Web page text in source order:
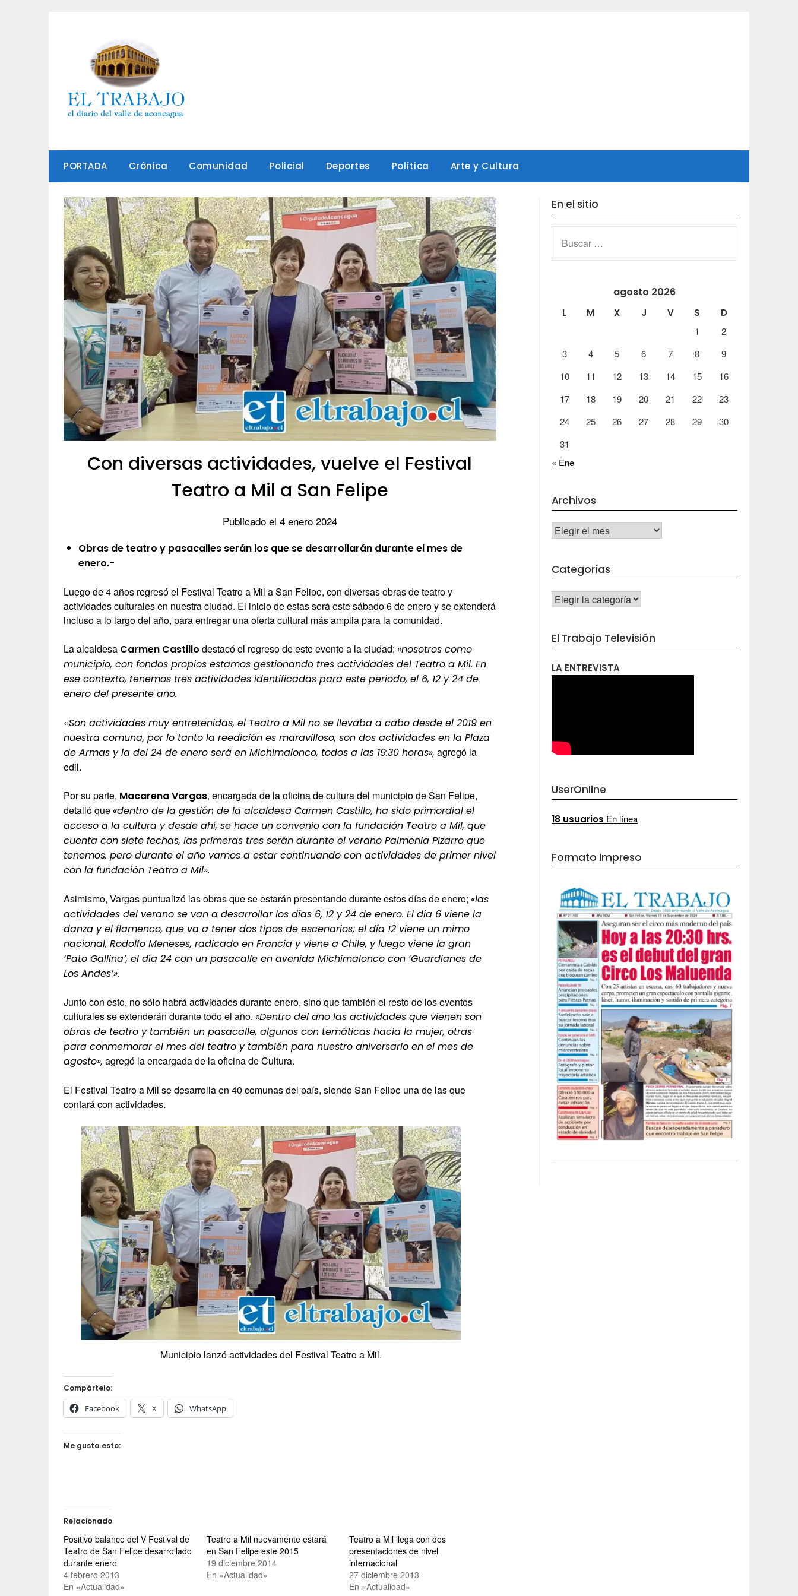
PORTADA Crónica Comunidad Policial Deportes Política Arte y Cultura
Con diversas actividades, vuelve el Festival
Teatro a Mil a San Felipe
Publicado el 4 enero 2024
Obras de teatro y pasacalles serán los que se desarrollarán durante el mes de
enero.-
Luego de 4 años regresó el Festival Teatro a Mil a San Felipe, con diversas obras de teatro y
actividades culturales en nuestra ciudad. El inicio de estas será este sábado 6 de enero y se extenderá
incluso a lo largo del año, para entregar una oferta cultural más amplia para la comunidad.
La alcaldesa Carmen Castillo destacó el regreso de este evento a la ciudad; «nosotros como
municipio, con fondos propios estamos gestionando tres actividades del Teatro a Mil. En
ese contexto, tenemos tres actividades identificadas para este periodo, el 6, 12 y 24 de
enero del presente año.
«Son actividades muy entretenidas, el Teatro a Mil no se llevaba a cabo desde el 2019 en
nuestra comuna, por lo tanto la reedición es maravilloso, son dos actividades en la Plaza
de Armas y la del 24 de enero será en Michimalonco, todos a las 19:30 horas», agregó la
edil.
Por su parte, Macarena Vargas, encargada de la oficina de cultura del municipio de San Felipe,
detalló que«dentro de la gestión de la alcaldesa Carmen Castillo, ha sido primordial el
acceso a la cultura y desde ahí, se hace un convenio con la fundación Teatro a Mil, que
cuenta con siete fechas, las primeras tres serán durante el verano Palmenia Pizarro que
tenemos, pero durante el año vamos a estar continuando con actividades de primer nivel
con la fundación Teatro a Mil».
Asimismo, Vargas puntualizó las obras que se estarán presentando durante estos días de enero; «las
actividades del verano se van a desarrollar los días 6, 12 y 24 de enero. El día 6 viene la
danza y el flamenco, que va a tener dos tipos de escenarios; el día 12 viene un mimo
nacional, Rodolfo Meneses, radicado en Francia y viene a Chile, y luego viene la gran
‘Pato Gallina’, el día 24 con un pasacalle en avenida Michimalonco con ‘Guardianes de
Los Andes’».
Junto con esto, no sólo habrá actividades durante enero, sino que también el resto de los eventos
culturales se extenderán durante todo el año. «Dentro del año las actividades que vienen son
obras de teatro y también un pasacalle, algunos con temáticas hacia la mujer, otras
para conmemorar el mes del teatro y también para nuestro aniversario en el mes de
agosto», agregó la encargada de la oficina de Cultura.
El Festival Teatro a Mil se desarrolla en 40 comunas del país, siendo San Felipe una de las que
contará con actividades.
Municipio lanzó actividades del Festival Teatro a Mil.
Compártelo:
Facebook X WhatsApp
Me gusta esto:
Relacionado
Positivo balance del V Festival de
Teatro de San Felipe desarrollado
durante enero
4 febrero 2013
En «Actualidad»
Teatro a Mil nuevamente estará
en San Felipe este 2015
19 diciembre 2014
En «Actualidad»
Teatro a Mil llega con dos
presentaciones de nivel
internacional
27 diciembre 2013
En «Actualidad»
En el sitio
agosto 2026
L M X J V S
D
1
2
3
4 5 6 7 8
9
10
11 12 13 14 15
16
17
18 19 20 21 22
23
24
25 26 27 28 29
30
31
« Ene
Archivos
Archivos
Categorías
CATEGORÍAS
El Trabajo Televisión
LA ENTREVISTA
UserOnline
18 usuarios En línea
Formato Impreso